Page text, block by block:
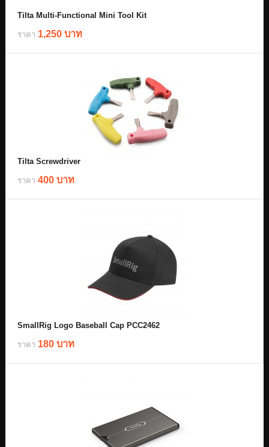
Tilta Multi-Functional Mini Tool Kit
ราคา 1,250 บาท
Tilta Screwdriver
ราคา 400 บาท
SmallRig Logo Baseball Cap PCC2462
ราคา 180 บาท